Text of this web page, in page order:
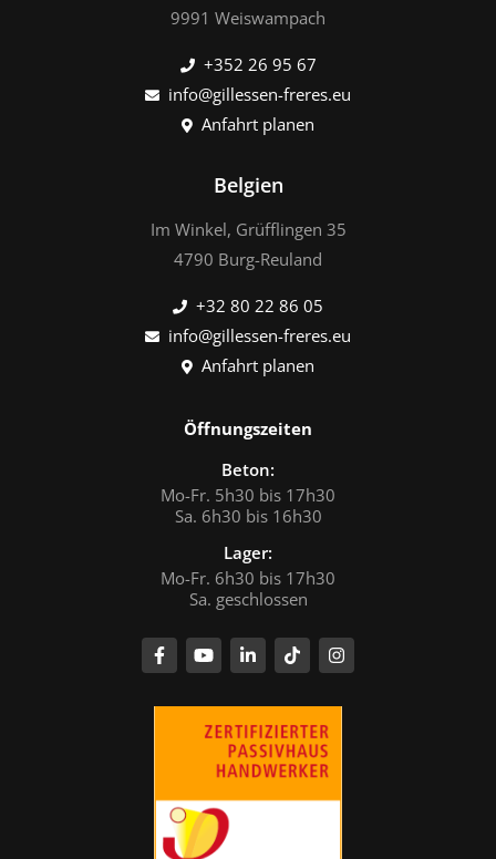
9991 Weiswampach
+352 26 95 67
info@gillessen-freres.eu
Anfahrt planen
Belgien
Im Winkel, Grüfflingen 35
4790 Burg-Reuland
+32 80 22 86 05
info@gillessen-freres.eu
Anfahrt planen
Öffnungszeiten
Beton:
Mo-Fr. 5h30 bis 17h30
Sa. 6h30 bis 16h30
Lager:
Mo-Fr. 6h30 bis 17h30
Sa. geschlossen